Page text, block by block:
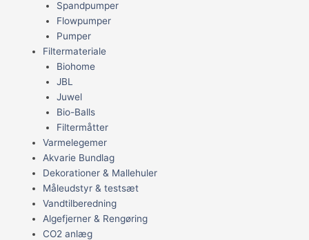
Spandpumper
Flowpumper
Pumper
Filtermateriale
Biohome
JBL
Juwel
Bio-Balls
Filtermåtter
Varmelegemer
Akvarie Bundlag
Dekorationer & Mallehuler
Måleudstyr & testsæt
Vandtilberedning
Algefjerner & Rengøring
CO2 anlæg